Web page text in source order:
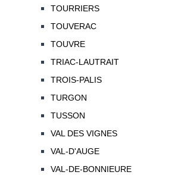
TOURRIERS
TOUVERAC
TOUVRE
TRIAC-LAUTRAIT
TROIS-PALIS
TURGON
TUSSON
VAL DES VIGNES
VAL-D'AUGE
VAL-DE-BONNIEURE